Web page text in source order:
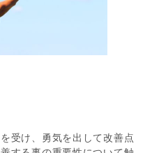
受け、勇気を出して改善点